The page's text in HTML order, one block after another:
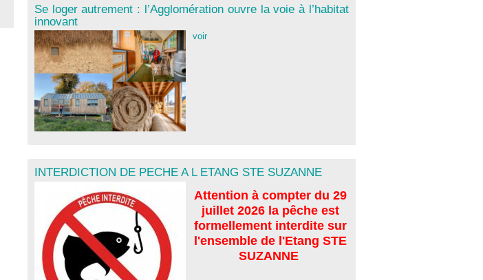
Se loger autrement : l’Agglomération ouvre la voie à l’habitat
innovant
voir
INTERDICTION DE PECHE A L ETANG STE SUZANNE
Attention à compter du 29
juillet 2026 la pêche est
formellement interdite sur
l'ensemble de l'Etang STE
SUZANNE